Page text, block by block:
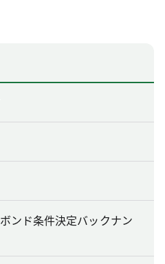
ンド条件決定バックナン